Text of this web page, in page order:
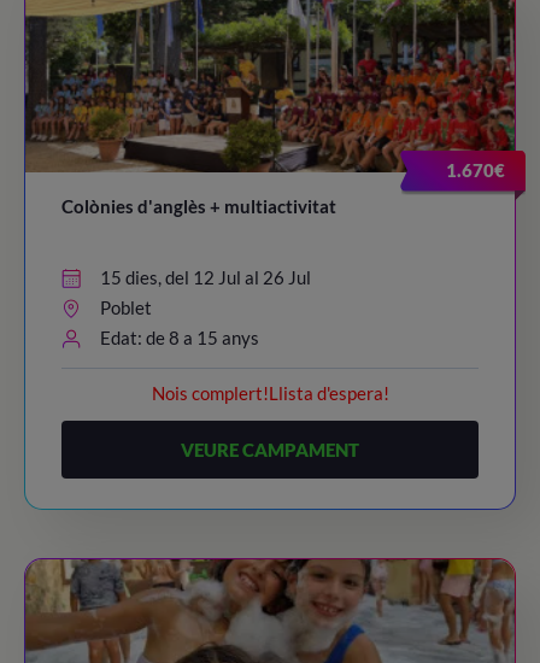
1.670€
Colònies d'anglès + multiactivitat
15 dies, del 12 Jul al 26 Jul
Poblet
Edat: de 8 a 15 anys
Nois complert!Llista d'espera!
VEURE CAMPAMENT